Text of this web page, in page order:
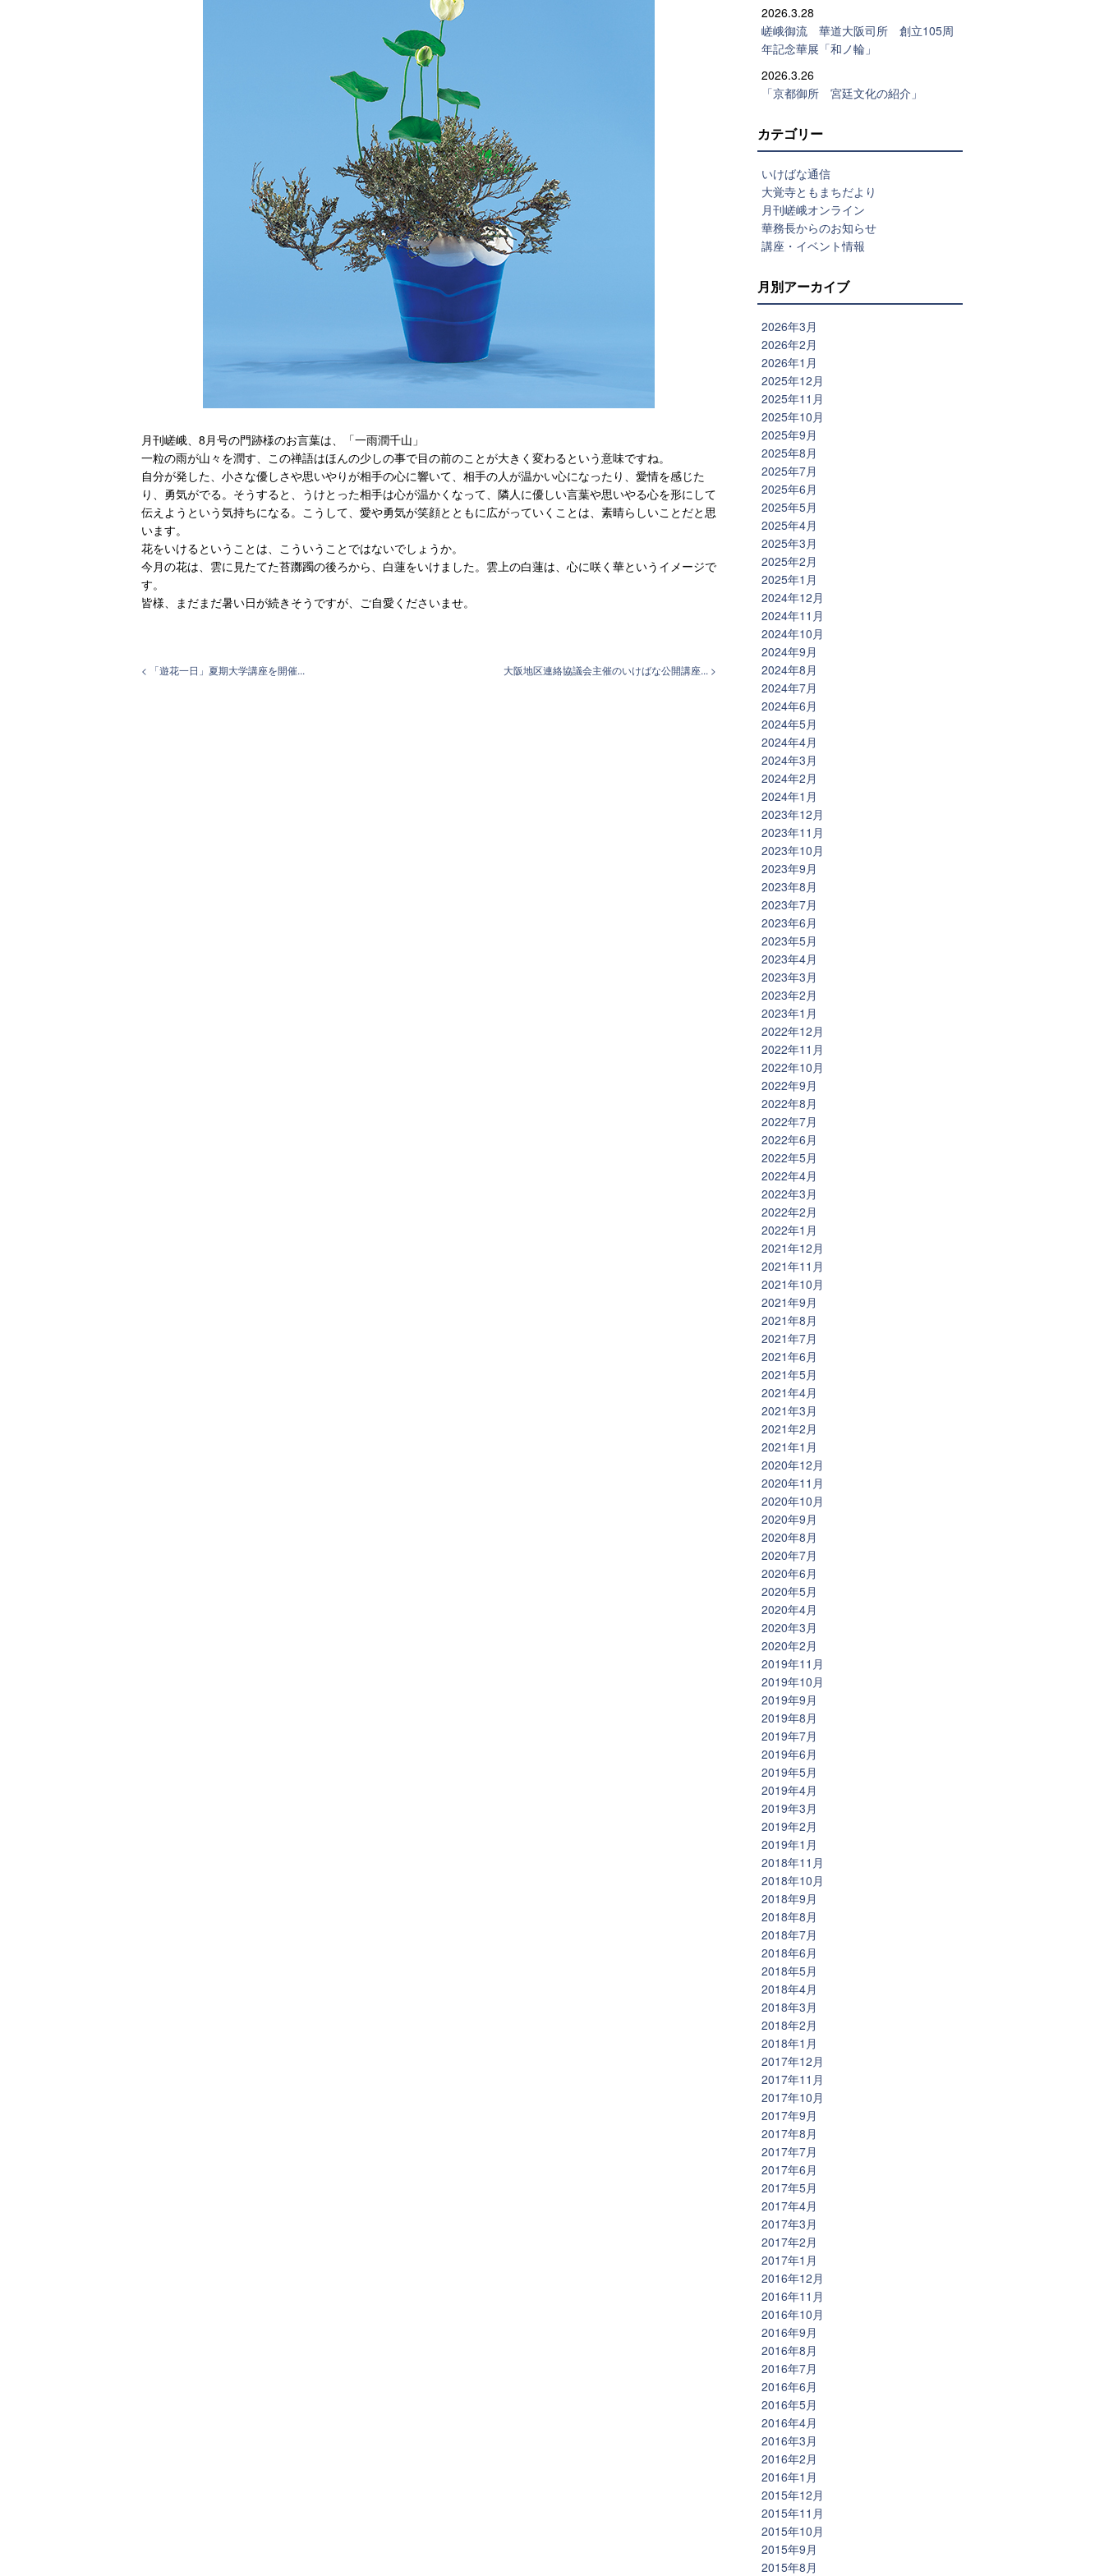
月刊嵯峨、8月号の門跡様のお言葉は、「一雨潤千山」
一粒の雨が山々を潤す、この禅語はほんの少しの事で目の前のことが大きく変わるという意味ですね。
自分が発した、小さな優しさや思いやりが相手の心に響いて、相手の人が温かい心になったり、愛情を感じた
り、勇気がでる。そうすると、うけとった相手は心が温かくなって、隣人に優しい言葉や思いやる心を形にして
伝えようという気持ちになる。こうして、愛や勇気が笑顔とともに広がっていくことは、素晴らしいことだと思
います。
花をいけるということは、こういうことではないでしょうか。
今月の花は、雲に見たてた苔躑躅の後ろから、白蓮をいけました。雲上の白蓮は、心に咲く華というイメージで
す。
皆様、まだまだ暑い日が続きそうですが、ご自愛くださいませ。
< 「遊花一日」夏期大学講座を開催... 大阪地区連絡協議会主催のいけばな公開講座... >
2026.3.28
嵯峨御流 華道大阪司所 創立105周
年記念華展「和ノ輪」
2026.3.26
「京都御所 宮廷文化の紹介」
カテゴリー
いけばな通信
大覚寺ともまちだより
月刊嵯峨オンライン
華務長からのお知らせ
講座・イベント情報
月別アーカイブ
2026年3月
2026年2月
2026年1月
2025年12月
2025年11月
2025年10月
2025年9月
2025年8月
2025年7月
2025年6月
2025年5月
2025年4月
2025年3月
2025年2月
2025年1月
2024年12月
2024年11月
2024年10月
2024年9月
2024年8月
2024年7月
2024年6月
2024年5月
2024年4月
2024年3月
2024年2月
2024年1月
2023年12月
2023年11月
2023年10月
2023年9月
2023年8月
2023年7月
2023年6月
2023年5月
2023年4月
2023年3月
2023年2月
2023年1月
2022年12月
2022年11月
2022年10月
2022年9月
2022年8月
2022年7月
2022年6月
2022年5月
2022年4月
2022年3月
2022年2月
2022年1月
2021年12月
2021年11月
2021年10月
2021年9月
2021年8月
2021年7月
2021年6月
2021年5月
2021年4月
2021年3月
2021年2月
2021年1月
2020年12月
2020年11月
2020年10月
2020年9月
2020年8月
2020年7月
2020年6月
2020年5月
2020年4月
2020年3月
2020年2月
2019年11月
2019年10月
2019年9月
2019年8月
2019年7月
2019年6月
2019年5月
2019年4月
2019年3月
2019年2月
2019年1月
2018年11月
2018年10月
2018年9月
2018年8月
2018年7月
2018年6月
2018年5月
2018年4月
2018年3月
2018年2月
2018年1月
2017年12月
2017年11月
2017年10月
2017年9月
2017年8月
2017年7月
2017年6月
2017年5月
2017年4月
2017年3月
2017年2月
2017年1月
2016年12月
2016年11月
2016年10月
2016年9月
2016年8月
2016年7月
2016年6月
2016年5月
2016年4月
2016年3月
2016年2月
2016年1月
2015年12月
2015年11月
2015年10月
2015年9月
2015年8月